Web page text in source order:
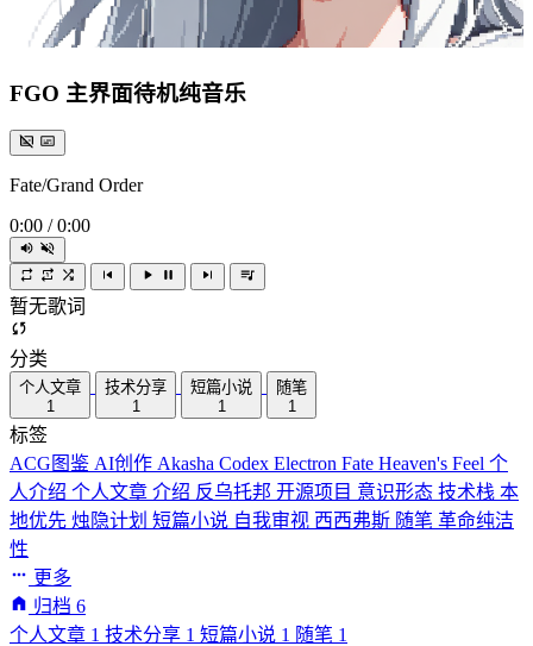
FGO 主界面待机纯音乐
Fate/Grand Order
0:00 / 0:00
暂无歌词
分类
个人文章
1
技术分享
1
短篇小说
1
随笔
1
标签
ACG图鉴 AI创作 Akasha Codex Electron Fate Heaven's Feel 个
人介绍 个人文章 介绍 反乌托邦 开源项目 意识形态 技术栈 本
地优先 烛隐计划 短篇小说 自我审视 西西弗斯 随笔 革命纯洁
性
更多
归档 6
个人文章 1 技术分享 1 短篇小说 1 随笔 1